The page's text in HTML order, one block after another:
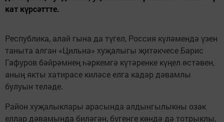
кат күрсәттте.
Республика, алай гына да түгел, Россия күләмендә үзен
таныта алган «Цильна» хуҗалыгы җитәкчесе Барис
Гафуров бәйрәмнең һәркемгә күтәренке күңел өстәвен,
аның якты хатирасе киләсе елга кадәр дәвамлы
булуын теләде.
Район хуҗалыклары арасында алдынгылыкны озак
еллар дәвамында биләгән, бүгенге көндә дә тотрыклы,